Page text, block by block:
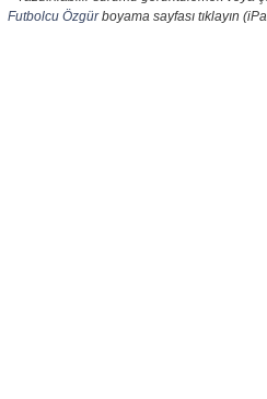
Futbolcu Özgürboyama sayfası tıklayın